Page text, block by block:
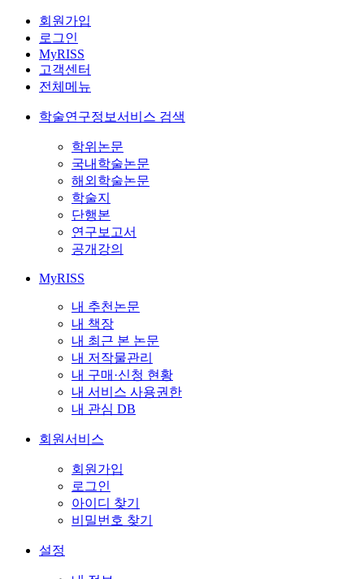
회원가입
로그인
MyRISS
고객센터
전체메뉴
학술연구정보서비스 검색
학위논문
국내학술논문
해외학술논문
학술지
단행본
연구보고서
공개강의
MyRISS
내 추천논문
내 책장
내 최근 본 논문
내 저작물관리
내 구매·신청 현황
내 서비스 사용권한
내 관심 DB
회원서비스
회원가입
로그인
아이디 찾기
비밀번호 찾기
설정